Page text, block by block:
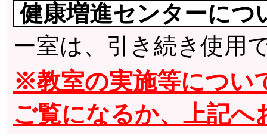
健康増進センターにつ
ー室は、引き続き使用
※教室の実施等につい
ご覧になるか、上記へ